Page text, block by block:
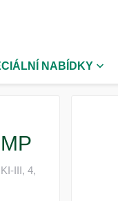
NABÍDKY
III, 4,